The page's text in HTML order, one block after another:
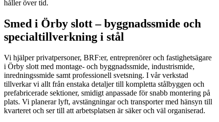
håller över tid.
Smed i Örby slott – byggnadssmide och
specialtillverkning i stål
Vi hjälper privatpersoner, BRF:er, entreprenörer och fastighetsägare
i Örby slott med montage- och byggnadssmide, industrismide,
inredningssmide samt professionell svetsning. I vår verkstad
tillverkar vi allt från enstaka detaljer till kompletta stålbyggen och
prefabricerade sektioner, smidigt anpassade för snabb montering på
plats. Vi planerar lyft, avstängningar och transporter med hänsyn till
kvarteret och ser till att arbetsplatsen är säker och väl organiserad.